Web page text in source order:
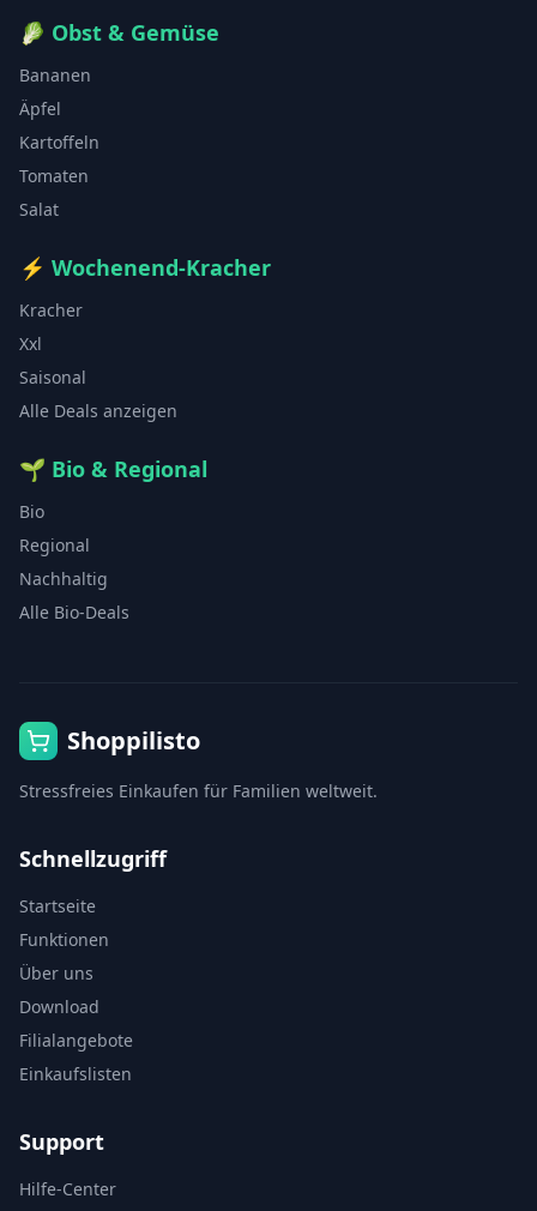
🥬 Obst & Gemüse
Bananen
Äpfel
Kartoffeln
Tomaten
Salat
⚡ Wochenend-Kracher
Kracher
Xxl
Saisonal
Alle Deals anzeigen
🌱 Bio & Regional
Bio
Regional
Nachhaltig
Alle Bio-Deals
Shoppilisto
Stressfreies Einkaufen für Familien weltweit.
Schnellzugriff
Startseite
Funktionen
Über uns
Download
Filialangebote
Einkaufslisten
Support
Hilfe-Center